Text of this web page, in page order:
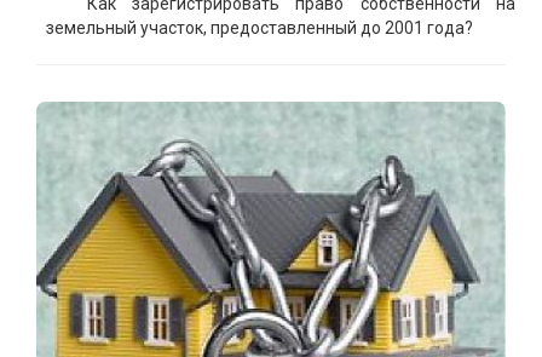
земельный участок, предоставленный до 2001 года?